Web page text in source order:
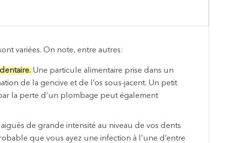
variées. On note, entre autres:
Une particule alimentaire prise dans un
de la gencive et de l’os sous-jacent. Un petit
la perte d’un plombage peut également
de grande intensité au niveau de vos dents
que vous ayez une infection à l’une d’entre